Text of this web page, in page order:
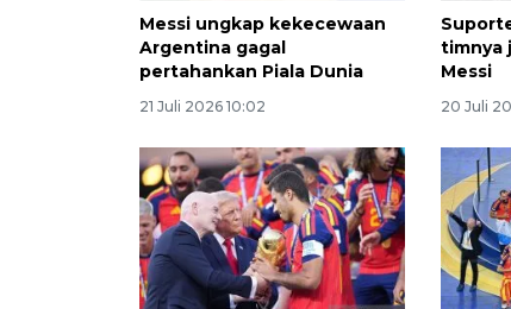
Messi ungkap kekecewaan
Argentina gagal
pertahankan Piala Dunia
21 Juli 2026 10:02
timnya
Messi
20 Juli